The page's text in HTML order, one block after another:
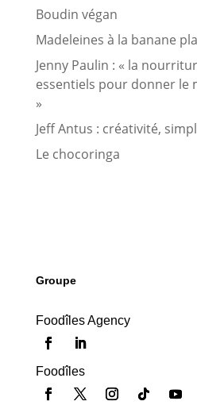
Boudin végan
Madeleines à la banane
Jenny Paulin : « la
essentiels pour donner le
»
Jeff Antus : créativité,
Le chocoringa
Groupe
Foodîles Agency
Foodîles